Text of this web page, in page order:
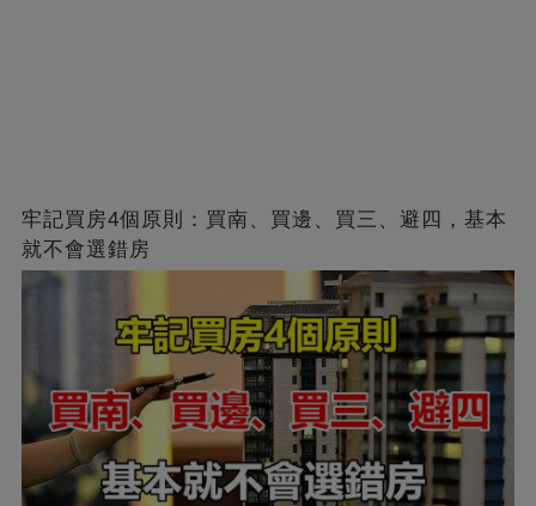
牢記買房4個原則：買南、買邊、買三、避四，基本
就不會選錯房